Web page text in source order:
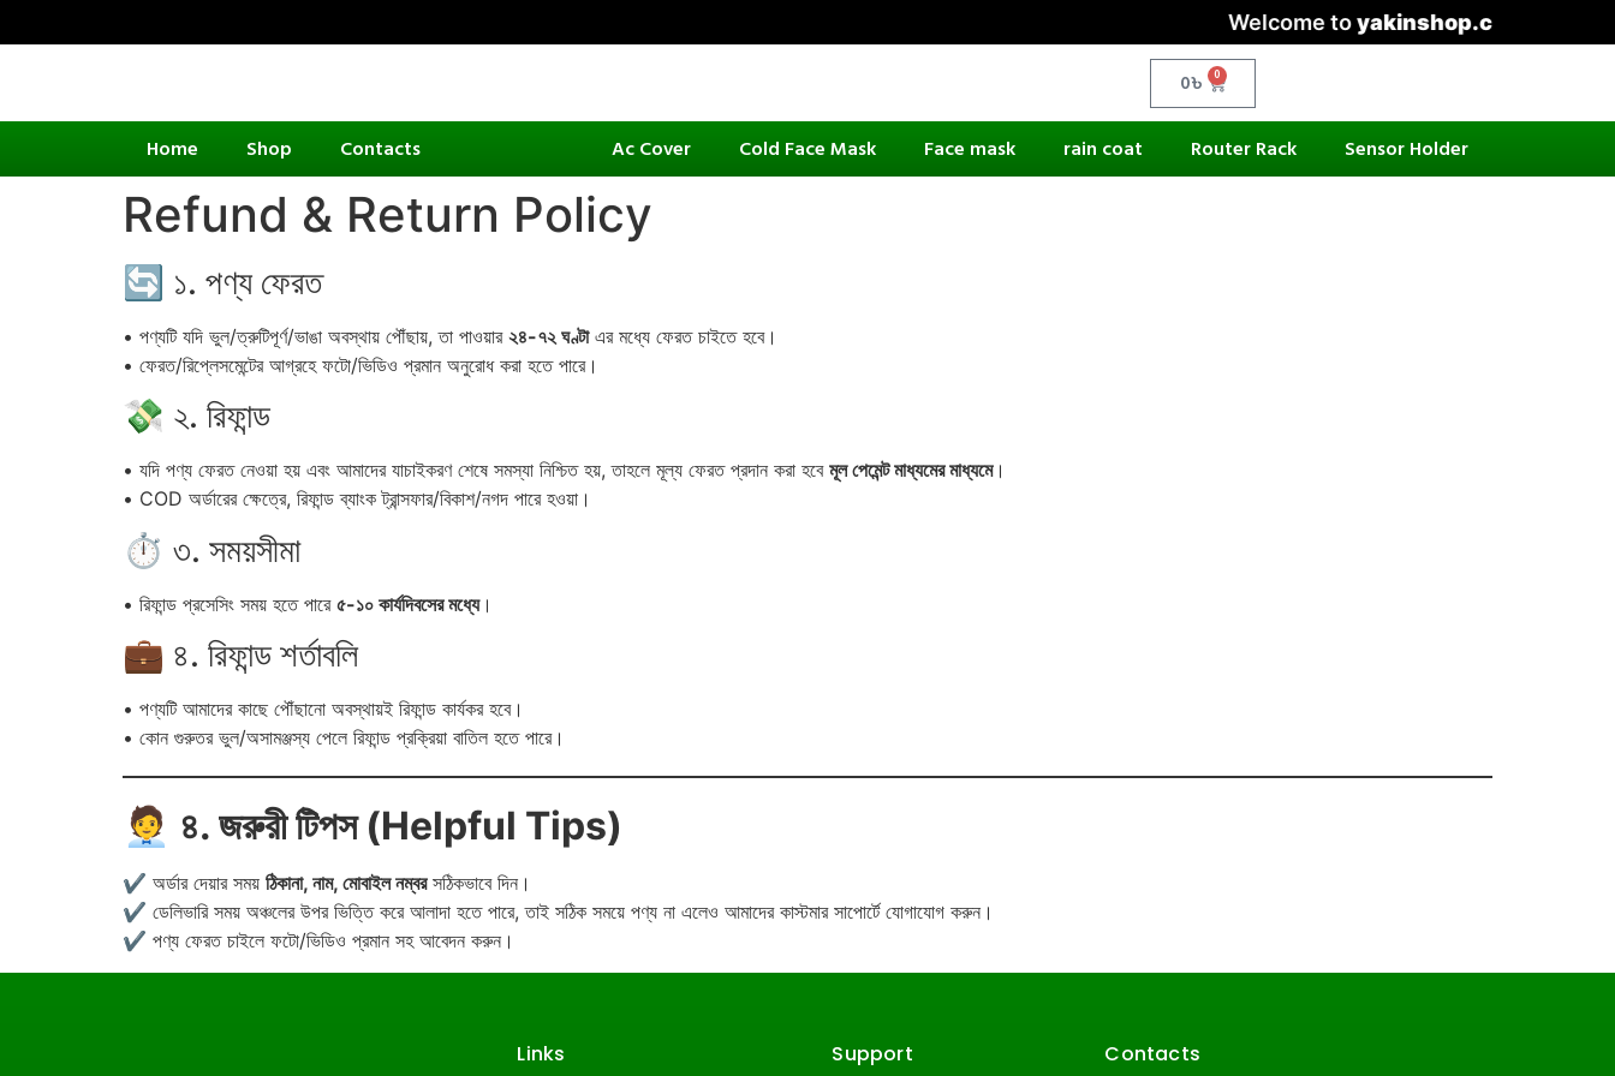
Welcome toyakinshop.com—
0৳ 0
Home Shop Contacts Ac Cover Cold Face Mask Face mask rain coat Router Rack Sensor Holder
Refund & Return Policy
🔄 ১. পণ্য ফেরত
• পণ্যটি যদি ভুল/ত্রুটিপূর্ণ/ভাঙা অবস্থায় পৌঁছায়, তা পাওয়ার ২৪-৭২ ঘণ্টাএর মধ্যে ফেরত চাইতে হবে।
• ফেরত/রিপ্লেসমেন্টের আগ্রহে ফটো/ভিডিও প্রমান অনুরোধ করা হতে পারে।
💸 ২. রিফান্ড
• যদি পণ্য ফেরত নেওয়া হয় এবং আমাদের যাচাইকরণ শেষে সমস্যা নিশ্চিত হয়, তাহলে মূল্য ফেরত প্রদান করা হবে মূল পেমেন্ট মাধ্যমের মাধ্যমে।
• COD অর্ডারের ক্ষেত্রে, রিফান্ড ব্যাংক ট্রান্সফার/বিকাশ/নগদ পারে হওয়া।
⏱️ ৩. সময়সীমা
• রিফান্ড প্রসেসিং সময় হতে পারে ৫-১০ কার্যদিবসের মধ্যে।
💼 ৪. রিফান্ড শর্তাবলি
• পণ্যটি আমাদের কাছে পৌঁছানো অবস্থায়ই রিফান্ড কার্যকর হবে।
• কোন গুরুতর ভুল/অসামঞ্জস্য পেলে রিফান্ড প্রক্রিয়া বাতিল হতে পারে।
🧑‍💼 ৪. জরুরী টিপস (Helpful Tips)
✔ অর্ডার দেয়ার সময় ঠিকানা, নাম, মোবাইল নম্বরসঠিকভাবে দিন।
✔ ডেলিভারি সময় অঞ্চলের উপর ভিত্তি করে আলাদা হতে পারে, তাই সঠিক সময়ে পণ্য না এলেও আমাদের কাস্টমার সাপোর্টে যোগাযোগ করুন।
✔ পণ্য ফেরত চাইলে ফটো/ভিডিও প্রমান সহ আবেদন করুন।
Links Support Contacts